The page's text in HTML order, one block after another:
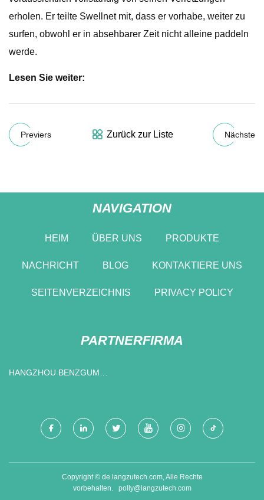
erholen. Er teilte Swellnet mit, dass er vorhabe, weiter zu
surfen, obwohl er in absehbarer Zeit nicht alleine paddeln
werde.
Lesen Sie weiter:
Previers Zurück zur Liste Nächste
NAVIGATION
HEIM ÜBER UNS PRODUKTE
NACHRICHT BLOG KONTAKTIERE UNS
SEITENVERZEICHNIS PRIVACY POLICY
PARTNERFIRMA
HANGZHOU BENZGUM
Copyright © de.langzutech.com, Alle Rechte
vorbehalten. polly@langzutech.com